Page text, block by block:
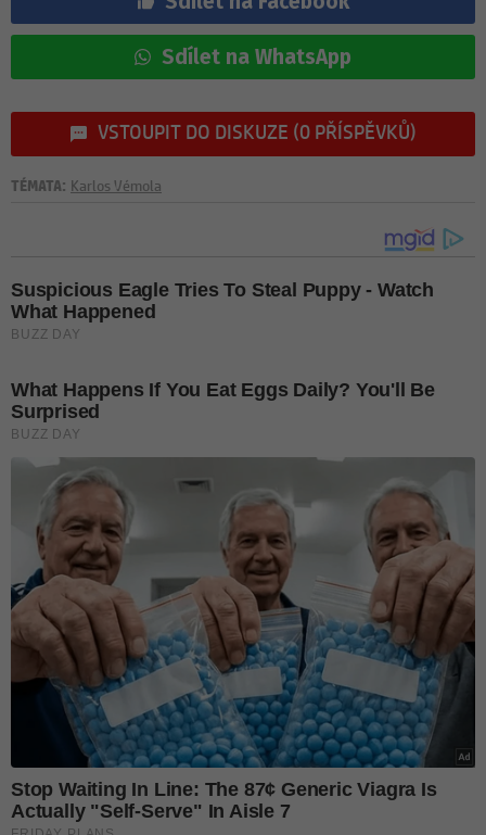
Sdílet na WhatsApp
VSTOUPIT DO DISKUZE (0 PŘÍSPĚVKŮ)
TÉMATA: Karlos Vémola